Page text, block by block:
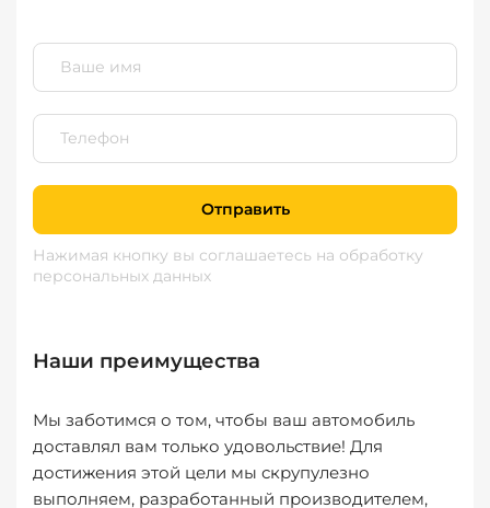
Отправить
Нажимая кнопку вы соглашаетесь на обработку
персональных данных
Наши преимущества
Мы заботимся о том, чтобы ваш автомобиль
доставлял вам только удовольствие! Для
достижения этой цели мы скрупулезно
выполняем, разработанный производителем,